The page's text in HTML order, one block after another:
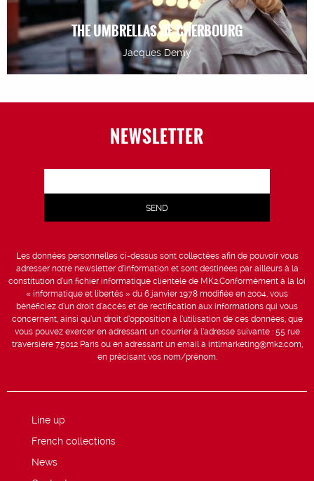
THE UMBRELLAS OF CHERBOURG
Jacques Demy
NEWSLETTER
Les données personnelles ci-dessus sont collectées afin de pouvoir vous
adresser notre newsletter d’information et sont destinées par ailleurs à la
constitution d’un fichier informatique clientèle de MK2.Conformément à la loi
« informatique et libertés » du 6 janvier 1978 modifiée en 2004, vous
bénéficiez d’un droit d’accès et de rectification aux informations qui vous
concernent, ainsi qu’un droit d’opposition à l’utilisation de ces données, que
vous pouvez exercer en adressant un courrier à l’adresse suivante : 55 rue
traversière 75012 Paris ou en adressant un email à intlmarketing@mk2.com,
en précisant vos nom/prénom.
Line up
French collections
News